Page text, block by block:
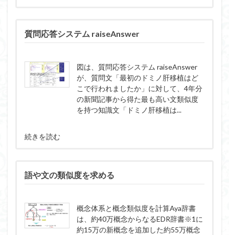
質問応答システム raiseAnswer
図は、質問応答システム raiseAnswer
が、質問文「最初のドミノ肝移植はど
こで行われましたか」に対して、4年分
の新聞記事から得た最も高い文類似度
を持つ知識文「ドミノ肝移植は...
続きを読む
語や文の類似度を求める
概念体系と概念類似度を計算Aya辞書
は、約40万概念からなるEDR辞書※1に
約15万の新概念を追加した約55万概念